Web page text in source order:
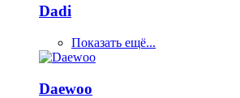
Dadi
Показать ещё...
Daewoo